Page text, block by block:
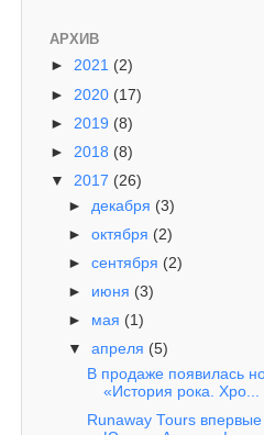
АРХИВ
► 2021 (2)
► 2020 (17)
► 2019 (8)
► 2018 (8)
▼ 2017 (26)
► декабря (3)
►октября (2)
►сентября (2)
► июня (3)
► мая (1)
▼апреля (5)
В продаже появилась
«История рока. Хро...
Runaway Tours впервые